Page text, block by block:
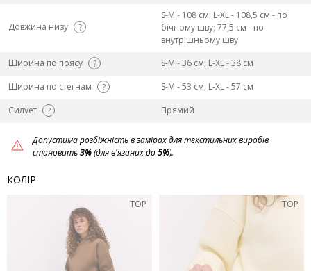
Довжина низу ?
S-M - 108 см; L-ХL - 108,5 см - по
бічному шву; 77,5 см - по
внутрішньому шву
Ширина по поясу
?
S-M - 36 см; L-ХL - 38 см
Ширина по стегнам
?
S-M - 53 см; L-ХL - 57 см
Силует
? Прямий
Допустима розбіжність в замірах для текстильних виробів
становить3%(для в'язаних до5%).
КОЛІР
TOP TOP